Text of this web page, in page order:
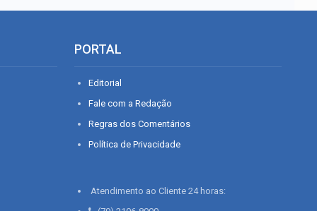
PORTAL
Editorial
Fale com a Redação
Regras dos Comentários
Política de Privacidade
Atendimento ao Cliente 24 horas: